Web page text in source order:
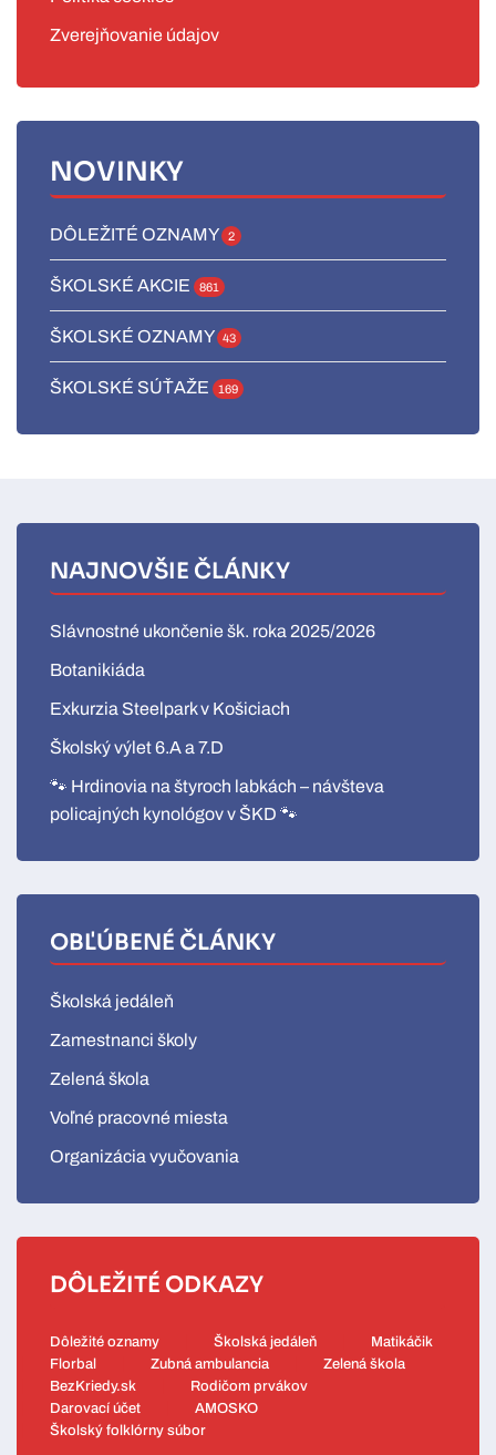
Zverejňovanie údajov
NOVINKY
DÔLEŽITÉ OZNAMY 2
ŠKOLSKÉ AKCIE 861
ŠKOLSKÉ OZNAMY 43
ŠKOLSKÉ SÚŤAŽE 169
NAJNOVŠIE ČLÁNKY
Slávnostné ukončenie šk. roka 2025/2026
Botanikiáda
Exkurzia Steelpark v Košiciach
Školský výlet 6.A a 7.D
🐾 Hrdinovia na štyroch labkách – návšteva
policajných kynológov v ŠKD 🐾
OBĽÚBENÉ ČLÁNKY
Školská jedáleň
Zamestnanci školy
Zelená škola
Voľné pracovné miesta
Organizácia vyučovania
DÔLEŽITÉ ODKAZY
Dôležité oznamy Školská jedáleň
Matikáčik
Florbal
Zubná ambulancia
Zelená škola
BezKriedy.sk
Rodičom prvákov
Darovací účet
AMOSKO
Školský folklórny súbor